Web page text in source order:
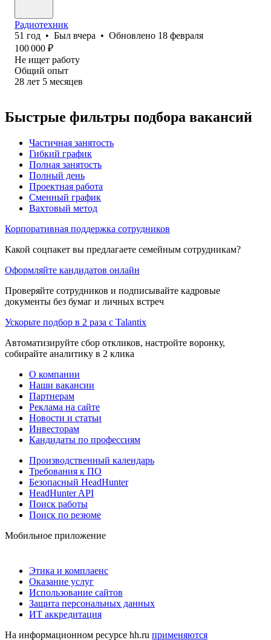
Радиотехник
51 год • Был вчера • Обновлено 18 февраля
100 000 ₽
Не ищет работу
Общий опыт
28 лет 5 месяцев
Быстрые фильтры подбора вакансий
Частичная занятость
Гибкий график
Полная занятость
Полный день
Проектная работа
Сменный график
Вахтовый метод
Корпоративная поддержка сотрудников
Какой соцпакет вы предлагаете семейным сотрудникам?
Оформляйте кандидатов онлайн
Проверяйте сотрудников и подписывайте кадровые
документы без бумаг и личных встреч
Ускорьте подбор в 2 раза с Talantix
Автоматизируйте сбор откликов, настройте воронку,
собирайте аналитику в 2 клика
О компании
Наши вакансии
Партнерам
Реклама на сайте
Новости и статьи
Инвесторам
Кандидаты по профессиям
Производственный календарь
Требования к ПО
Безопасный HeadHunter
HeadHunter API
Поиск работы
Поиск по резюме
Мобильное приложение
Этика и комплаенс
Оказание услуг
Использование сайтов
Защита персональных данных
ИТ аккредитация
На информационном ресурсе hh.ru применяются